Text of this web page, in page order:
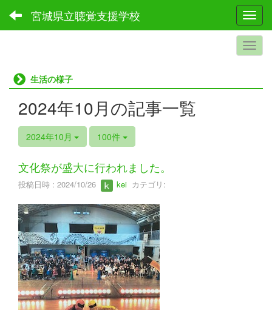
宮城県立聴覚支援学校
生活の様子
2024年10月の記事一覧
2024年10月 100件
文化祭が盛大に行われました。
投稿日時 : 2024/10/26 kei カテゴリ: